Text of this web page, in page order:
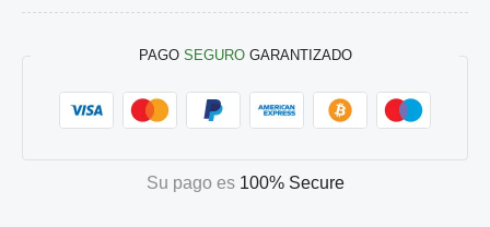
PAGO SEGUROGARANTIZADO
Su pago es 100% Secure